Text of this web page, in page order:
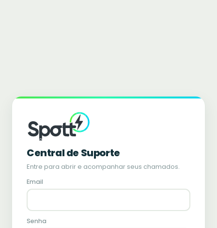
Central de Suporte
Entre para abrir e acompanhar seus chamados.
Email
Senha